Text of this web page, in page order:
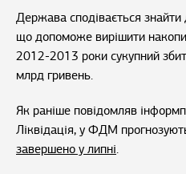
Держава сподівається знайти
що допоможе вирішити
2012-2013 роки сукупний
млрд гривень.
Як раніше повідомляв
Ліквідація, у ФДМ
завершено у липні.